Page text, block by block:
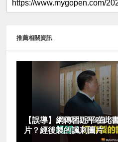
推薦相關資訊
【誤導】網傳習近平在此
片？經後製的諷刺圖片